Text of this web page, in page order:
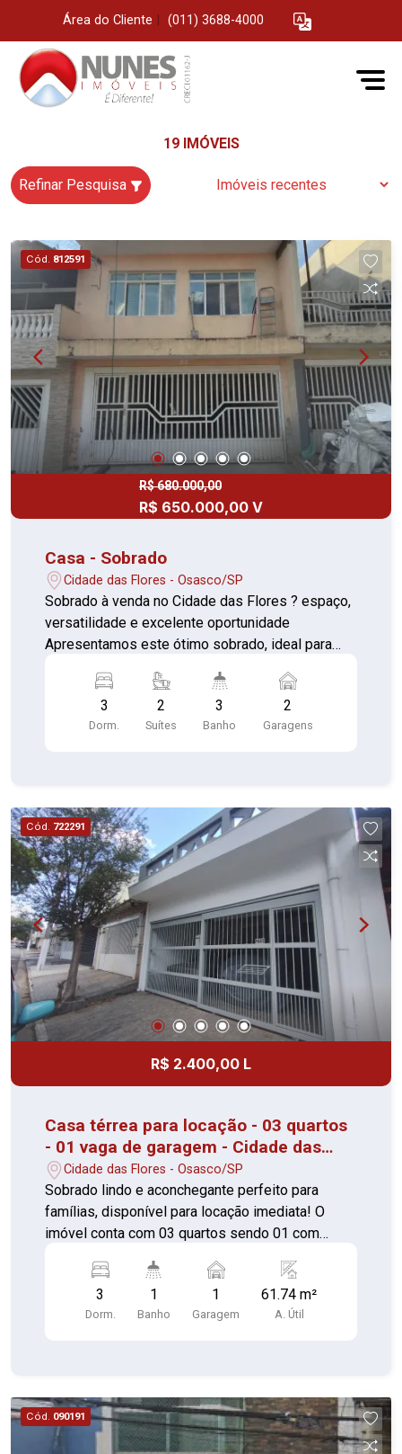
Área do Cliente (011) 3688-4000
19 IMÓVEIS
Refinar Pesquisa
Cód. 812591
R$ 680.000,00
R$ 650.000,00 V
Casa - Sobrado
Cidade das Flores - Osasco/SP
Sobrado à venda no Cidade das Flores ? espaço,
versatilidade e excelente oportunidade
Apresentamos este ótimo sobrado, ideal para
distribuídos. No piso térreo, o imóvel conta com
duas salas amplas, proporcionando espaços
distintos para estar e jantar, além de uma cozinha
imóvel ainda dispõe de dois cômodos adicionais,
sendo uma cozinha e um quarto suíte,
oferecendo uma excelente opção para uso
independente, hóspedes ou até mesmo renda
extra. No piso superior, encontram-se 2
dormitórios, sendo 1 suíte, além de uma varanda
ampla que traz mais ventilação e iluminação
natural aos ambientes. Aceita financiamento,
facilitando a aquisição. Entre em contato para
mais informações e agende uma visita.
3
Dorm.
2
Suítes
3
Banho
2
Garagens
Cód. 722291
R$ 2.400,00 L
Casa térrea para locação - 03 quartos
- 01 vaga de garagem - Cidade das
Flores
Cidade das Flores - Osasco/SP
Sobrado lindo e aconchegante perfeito para
famílias, disponível para locação imediata! O
imóvel conta com 03 quartos sendo 01 com
compartilhada Imóvel com entrada comum para
02 casas. Uma vaga de garagem com portão
3
Dorm.
1
Banho
1
Garagem
61.74 m²
A. Útil
Cód. 090191